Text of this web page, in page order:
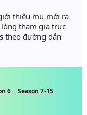
thiệu mu mới ra
tham gia trực
theo đường dẫn
6
Season 7-15